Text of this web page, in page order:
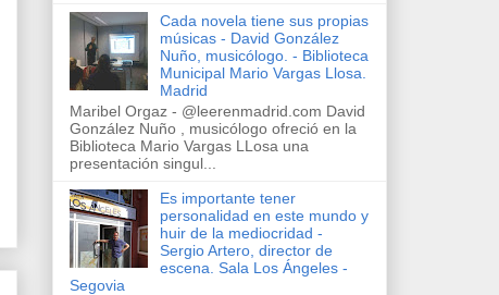
Cada novela tiene sus propias
músicas - David González
Nuño, musicólogo. - Biblioteca
Municipal Mario Vargas Llosa.
Madrid
Maribel Orgaz - @leerenmadrid.com David
González Nuño , musicólogo ofreció en la
Biblioteca Mario Vargas LLosa una
presentación singul...
Es importante tener
personalidad en este mundo y
huir de la mediocridad -
Sergio Artero, director de
escena. Sala Los Ángeles -
Segovia